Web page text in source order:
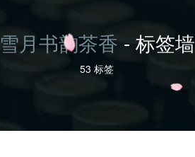
雪月书韵茶香 - 标签墙
53 标签